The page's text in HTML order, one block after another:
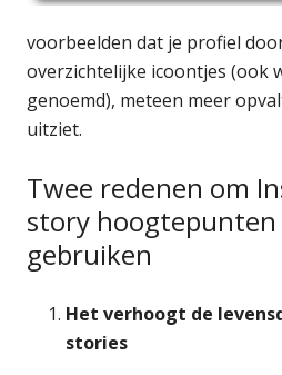
voorbeelden dat je profiel
overzichtelijke icoontjes (ook
genoemd), meteen meer
uitziet.
Twee redenen om
story
gebruiken
Het verhoogt de
stories